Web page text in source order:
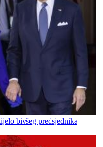
bivšeg predsjednika